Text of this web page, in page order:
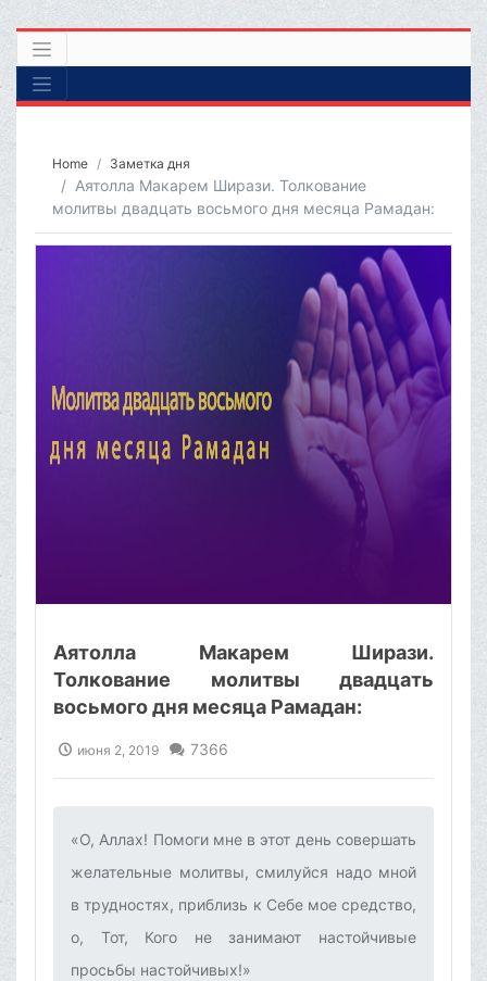
Home Заметка дня
Аятолла Макарем Ширази. Толкование
молитвы двадцать восьмого дня месяца Рамадан:
Аятолла Макарем Ширази.
Толкование молитвы двадцать
восьмого дня месяца Рамадан:
июня 2, 2019 7366
«О, Аллах! Помоги мне в этот день совершать
желательные молитвы, смилуйся надо мной
в трудностях, приблизь к Себе мое средство,
о, Тот, Кого не занимают настойчивые
просьбы настойчивых!»‌